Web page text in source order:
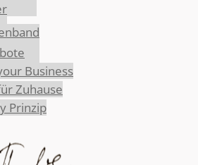
Business
Zuhause
Prinzip